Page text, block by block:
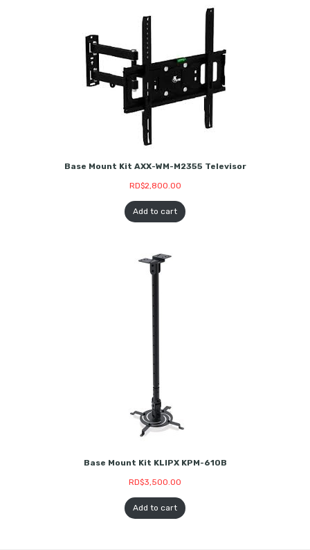
Base Mount Kit AXX-WM-M2355 Televisor
RD$2,800.00
Add to cart
Base Mount Kit KLIPX KPM-610B
RD$3,500.00
Add to cart